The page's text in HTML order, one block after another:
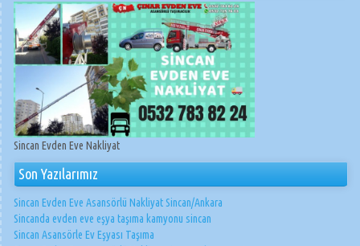
Sincan Evden Eve Nakliyat
Son Yazılarımız
Sincan Evden Eve Asansörlü Nakliyat Sincan/Ankara
Sincanda evden eve eşya taşıma kamyonu sincan
Sincan Asansörle Ev Eşyası Taşıma